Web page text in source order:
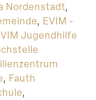
Nordenstadt,
, EVIM -
Jugendhilfe
, Fauth
,